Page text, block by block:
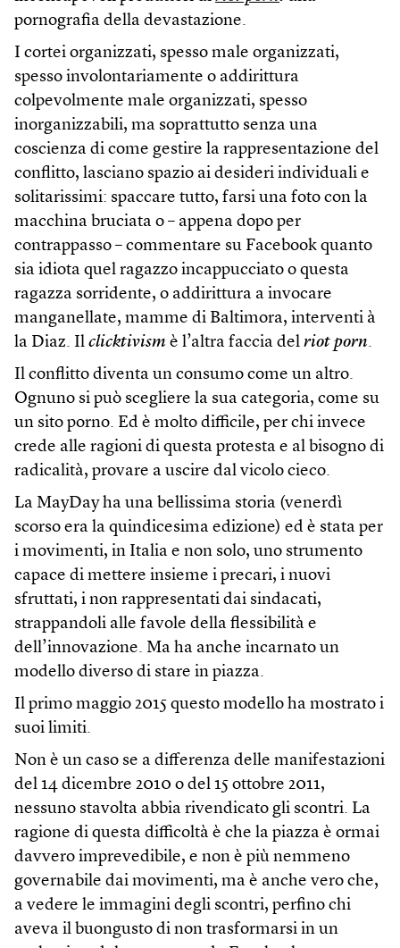
pornografia della devastazione.
I cortei organizzati, spesso male organizzati,
spesso involontariamente o addirittura
colpevolmente male organizzati, spesso
inorganizzabili, ma soprattutto senza una
coscienza di come gestire la rappresentazione del
conflitto, lasciano spazio ai desideri individuali e
solitarissimi: spaccare tutto, farsi una foto con la
macchina bruciata o – appena dopo per
contrappasso – commentare su Facebook quanto
sia idiota quel ragazzo incappucciato o questa
ragazza sorridente, o addirittura a invocare
manganellate, mamme di Baltimora, interventi à
la Diaz. Il clicktivism è l’altra faccia del riot porn.
Il conflitto diventa un consumo come un altro.
Ognuno si può scegliere la sua categoria, come su
un sito porno. Ed è molto difficile, per chi invece
crede alle ragioni di questa protesta e al bisogno di
radicalità, provare a uscire dal vicolo cieco.
La MayDay ha una bellissima storia (venerdì
scorso era la quindicesima edizione) ed è stata per
i movimenti, in Italia e non solo, uno strumento
capace di mettere insieme i precari, i nuovi
sfruttati, i non rappresentati dai sindacati,
strappandoli alle favole della flessibilità e
dell’innovazione. Ma ha anche incarnato un
modello diverso di stare in piazza.
Il primo maggio 2015 questo modello ha mostrato i
suoi limiti.
Non è un caso se a differenza delle manifestazioni
del 14 dicembre 2010 o del 15 ottobre 2011,
nessuno stavolta abbia rivendicato gli scontri. La
ragione di questa difficoltà è che la piazza è ormai
davvero imprevedibile, e non è più nemmeno
governabile dai movimenti, ma è anche vero che,
a vedere le immagini degli scontri, perfino chi
aveva il buongusto di non trasformarsi in un